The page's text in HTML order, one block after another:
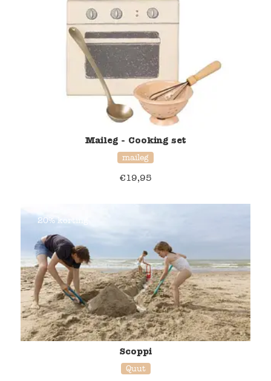
Maileg - Cooking set
maileg
€19,95
20% korting
Scoppi
Quut